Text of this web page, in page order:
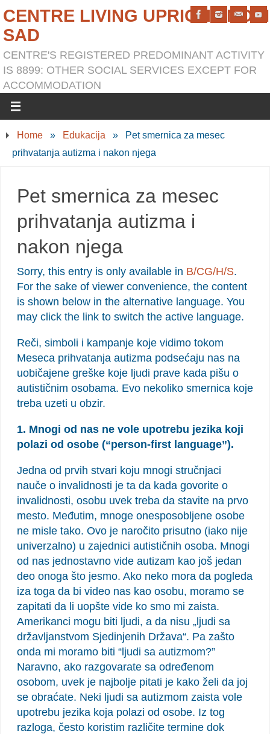
CENTRE LIVING UPRIGHT NOVI
SAD
CENTRE'S REGISTERED PREDOMINANT ACTIVITY
IS 8899: OTHER SOCIAL SERVICES EXCEPT FOR
ACCOMMODATION
Home » Edukacija »
Pet smernica za mesec
prihvatanja autizma i nakon njega
Pet smernica za mesec
prihvatanja autizma i
nakon njega
Sorry, this entry is only available in B/CG/H/S.
For the sake of viewer convenience, the content
is shown below in the alternative language. You
may click the link to switch the active language.
Reči, simboli i kampanje koje vidimo tokom
Meseca prihvatanja autizma podsećaju nas na
uobičajene greške koje ljudi prave kada pišu o
autističnim osobama. Evo nekoliko smernica koje
treba uzeti u obzir.
1. Mnogi od nas ne vole upotrebu jezika koji
polazi od osobe (“person-first language”).
Jedna od prvih stvari koju mnogi stručnjaci
nauče o invalidnosti je ta da kada govorite o
invalidnosti, osobu uvek treba da stavite na prvo
mesto. Međutim, mnoge onesposobljene osobe
ne misle tako. Ovo je naročito prisutno (iako nije
univerzalno) u zajednici autističnih osoba. Mnogi
od nas jednostavno vide autizam kao još jedan
deo onoga što jesmo. Ako neko mora da pogleda
iza toga da bi video nas kao osobu, moramo se
zapitati da li uopšte vide ko smo mi zaista.
Amerikanci mogu biti ljudi, a da nisu „ljudi sa
državljanstvom Sjedinjenih Država“. Pa zašto
onda mi moramo biti “ljudi sa autizmom?”
Naravno, ako razgovarate sa određenom
osobom, uvek je najbolje pitati je kako želi da joj
se obraćate. Neki ljudi sa autizmom zaista vole
upotrebu jezika koja polazi od osobe. Iz tog
razloga, često koristim različite termine dok